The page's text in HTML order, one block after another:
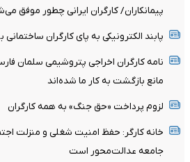
پیمانکاران/ کارگران ایرانی چطور موفق
پابند الکترونیکی به پای کارگران ساختمانی
نامه کارگران اخراجی پتروشیمی سلمان
مانع بازگشت به کار ما شده‌اند
لزوم پرداخت «حق جنگ» به همه کارگران
خانه کارگر: حفظ امنیت شغلی و منزلت
جامعه عدالت‌محور است